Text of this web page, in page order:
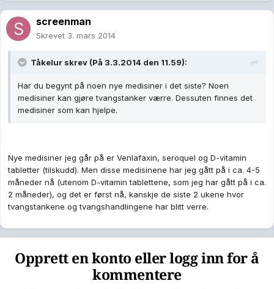
screenman
Skrevet 3. mars 2014
Tåkelur skrev (På 3.3.2014 den 11.59):
Har du begynt på noen nye medisiner i det siste? Noen
medisiner kan gjøre tvangstanker værre. Dessuten finnes det
medisiner som kan hjelpe.
Nye medisiner jeg går på er Venlafaxin, seroquel og D-vitamin
tabletter (tilskudd). Men disse medisinene har jeg gått på i ca. 4-5
måneder nå (utenom D-vitamin tablettene, som jeg har gått på i ca.
2 måneder), og det er først nå, kanskje de siste 2 ukene hvor
tvangstankene og tvangshandlingene har blitt verre.
Opprett en konto eller logg inn for å
kommentere